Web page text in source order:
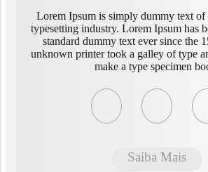
Lorem Ipsum is simply dummy text of
typesetting industry. Lorem Ipsum has
standard dummy text ever since the
unknown printer took a galley of type
make a type specimen
Saiba Mais